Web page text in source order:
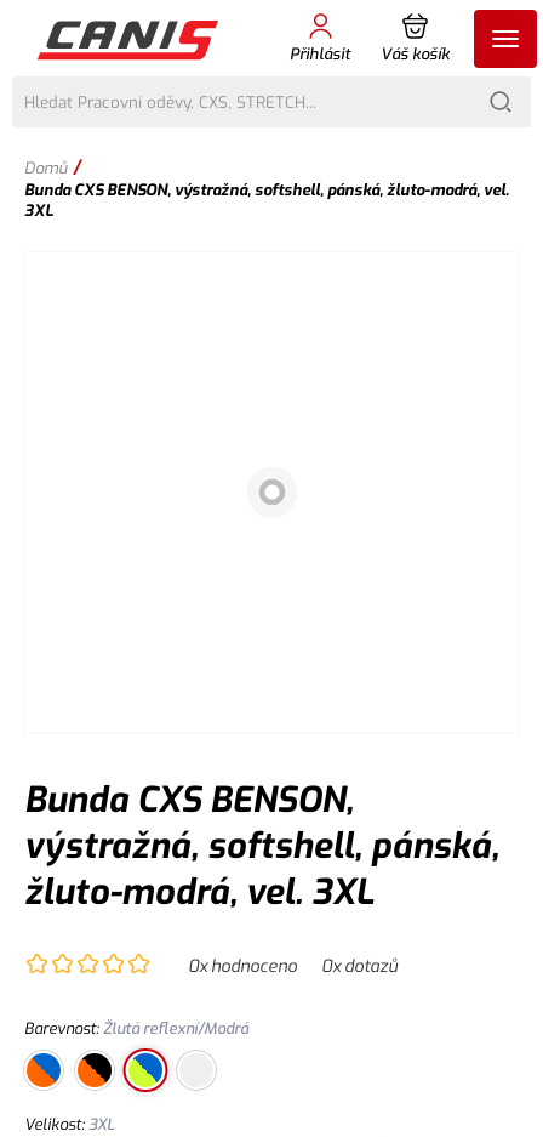
Přihlásit Váš košík
Domů /
Bunda CXS BENSON, výstražná, softshell, pánská, žluto-modrá, vel.
3XL
Bunda CXS BENSON,
výstražná, softshell, pánská,
žluto-modrá, vel. 3XL
0x hodnoceno 0x dotazů
Barevnost:Žlutá reflexní/Modrá
Velikost:3XL